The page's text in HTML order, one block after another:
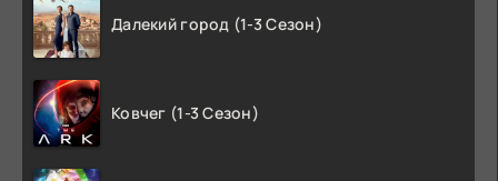
Далекий город (1-3 Сезон)
Ковчег (1-3 Сезон)